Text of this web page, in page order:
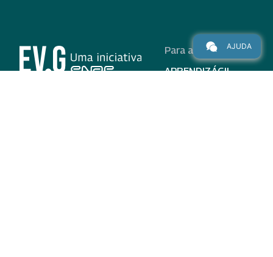
Para alunos
APRENDIZÁGIL
AJUDA